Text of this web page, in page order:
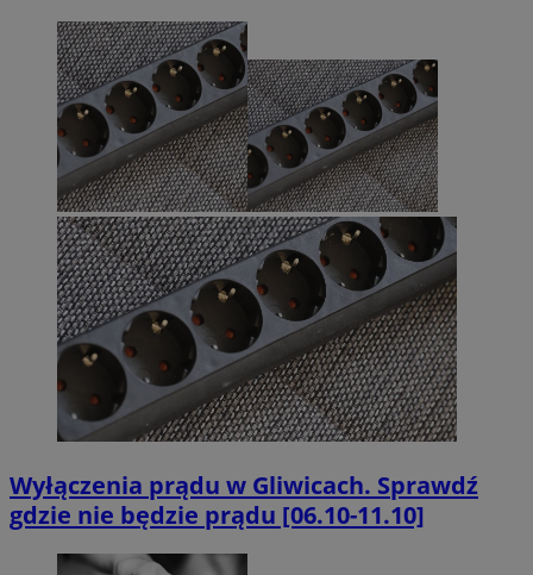
Wyłączenia prądu w Gliwicach. Sprawdź
gdzie nie będzie prądu [06.10-11.10]